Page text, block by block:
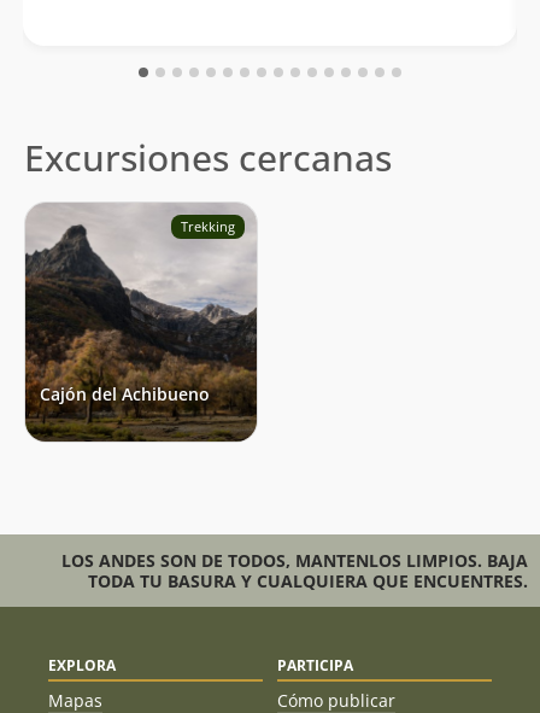
Excursiones cercanas
Trekking
Cajón del Achibueno
LOS ANDES SON DE TODOS, MANTENLOS LIMPIOS. BAJA
TODA TU BASURA Y CUALQUIERA QUE ENCUENTRES.
EXPLORA
Mapas
PARTICIPA
Cómo publicar